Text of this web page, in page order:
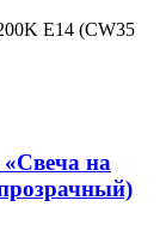
E14 (CW35
на